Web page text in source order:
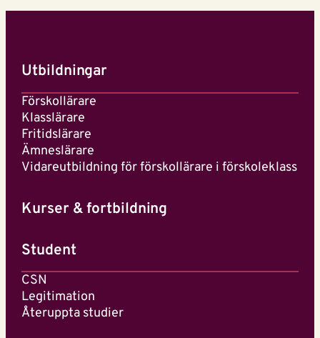
Utbildningar
Förskollärare
Klasslärare
Fritidslärare
Ämneslärare
Vidareutbildning för förskollärare i förskoleklass
Kurser & fortbildning
Student
CSN
Legitimation
Återuppta studier